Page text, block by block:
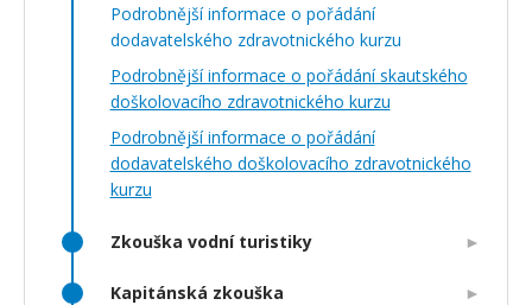
Podrobnější informace o pořádání
dodavatelského zdravotnického kurzu
Podrobnější informace o pořádání skautského
doškolovacího zdravotnického kurzu
Podrobnější informace o pořádání
dodavatelského doškolovacího zdravotnického
kurzu
Zkouška vodní turistiky
Kapitánská zkouška